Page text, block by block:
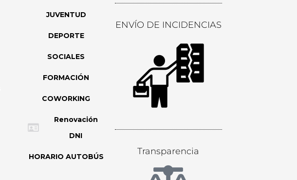
JUVENTUD
DEPORTE
SOCIALES
FORMACIÓN
COWORKING
Renovación
DNI
HORARIO AUTOBÚS
ENVÍO DE INCIDENCIAS
Transparencia